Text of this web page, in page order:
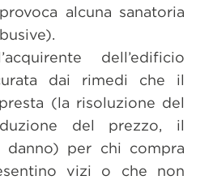
alcuna sanatoria
dell’edificio
dai rimedi che il
(la risoluzione del
del prezzo, il
danno) per chi compra
vizi o che non